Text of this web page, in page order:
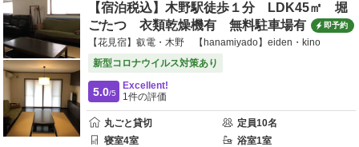
【宿泊税込】木野駅徒歩１分 LDK45㎡ 堀
ごたつ 衣類乾燥機有 無料駐車場有
即予約
【花見宿】叡電・木野 【hanamiyado】eiden・kino
新型コロナウイルス対策あり
5.0/5
Excellent!
1件の評価
丸ごと貸切 定員10名
寝室4室 浴室1室